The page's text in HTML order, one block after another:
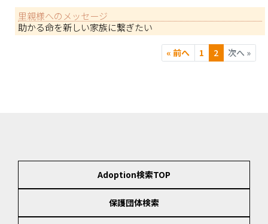
里親様へのメッセージ
助かる命を新しい家族に繋ぎたい
« 前へ 1 2 次へ »
Adoption検索TOP
保護団体検索